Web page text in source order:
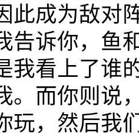
此成为敌对
告诉你，鱼
我看上了谁
。而你则说
玩，然后我